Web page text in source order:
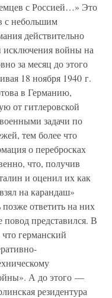
с Россией…» Это
с небольшим
действительно
исключения войны на
за месяц до этого
18 ноября 1940 г.
в Германию,
от гитлеровской
задачи по
тем более что
о перебросках
что, получив
и оценил их как
на карандаш»
ответить на них
представился. В
германский
А до этого —
резидентура